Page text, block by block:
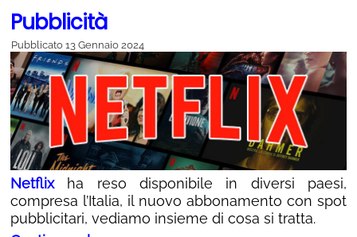
Pubblicità
Pubblicato 13 Gennaio 2024
Netflixha reso disponibile in diversi paesi,
compresa l’Italia, il nuovo abbonamento con spot
pubblicitari, vediamo insieme di cosa si tratta.